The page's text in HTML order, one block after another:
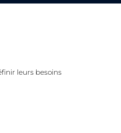
leurs besoins